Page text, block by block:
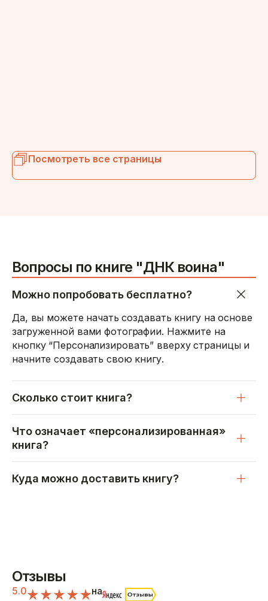
Посмотреть все страницы
Вопросы по книге "ДНК воина"
Можно попробовать бесплатно?
Да, вы можете начать создавать книгу на основе
загруженной вами фотографии. Нажмите на
кнопку “Персонализировать” вверху страницы и
начните создавать свою книгу.
Сколько стоит книга?
Что означает «персонализированная»
книга?
Куда можно доставить книгу?
Отзывы
5.0 на